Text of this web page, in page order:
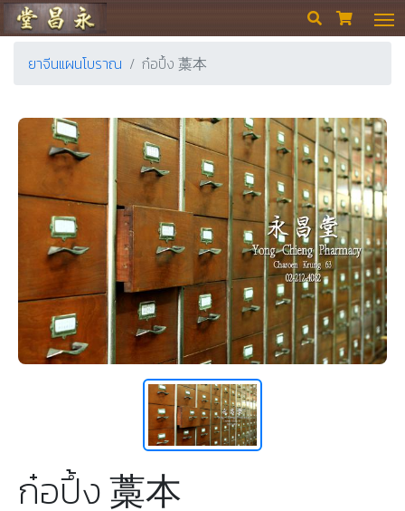
ร้านขายยา ย่งเชียงตึ๊ง  
ยาจีนแผนโบราณ ก๋อปึ้ง 藁本
ก๋อปึ้ง 藁本